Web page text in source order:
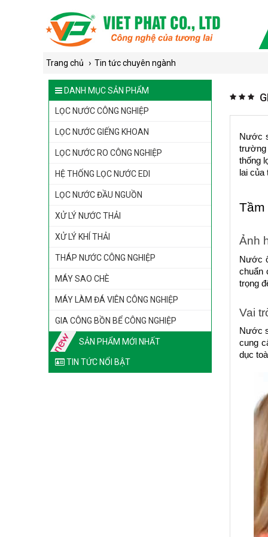
Trang chủ › Tin tức chuyên ngành
DANH MỤC SẢN PHẨM
LỌC NƯỚC CÔNG NGHIỆP
LỌC NƯỚC GIẾNG KHOAN
LỌC NƯỚC RO CÔNG NGHIỆP
HỆ THỐNG LỌC NƯỚC EDI
LỌC NƯỚC ĐẦU NGUỒN
XỬ LÝ NƯỚC THẢI
XỬ LÝ KHÍ THẢI
THÁP NƯỚC CÔNG NGHIỆP
MÁY SAO CHÈ
MÁY LÀM ĐÁ VIÊN CÔNG NGHIỆP
GIA CÔNG BỒN BỂ CÔNG NGHIỆP
SẢN PHẨM MỚI NHẤT
TIN TỨC NỔI BẬT
Nước
trường
thống
lai của
Ảnh
Nước
chuẩn
trọng
Vai
Nước
cung
dục